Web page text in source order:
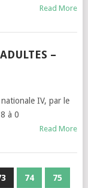
Read More
–
IV, par le
à 0
Read More
74 75